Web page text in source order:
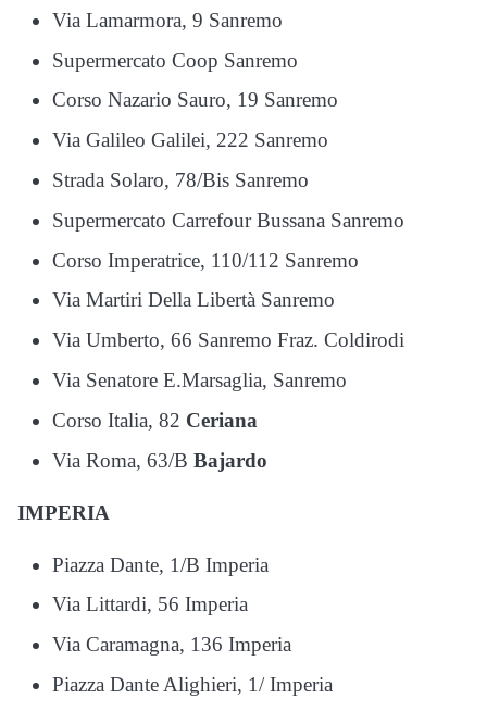
Via Lamarmora, 9 Sanremo
Supermercato Coop Sanremo
Corso Nazario Sauro, 19 Sanremo
Via Galileo Galilei, 222 Sanremo
Strada Solaro, 78/Bis Sanremo
Supermercato Carrefour Bussana Sanremo
Corso Imperatrice, 110/112 Sanremo
Via Martiri Della Libertà Sanremo
Via Umberto, 66 Sanremo Fraz. Coldirodi
Via Senatore E.Marsaglia, Sanremo
Corso Italia, 82 Ceriana
Via Roma, 63/B Bajardo
IMPERIA
Piazza Dante, 1/B Imperia
Via Littardi, 56 Imperia
Via Caramagna, 136 Imperia
Piazza Dante Alighieri, 1/ Imperia